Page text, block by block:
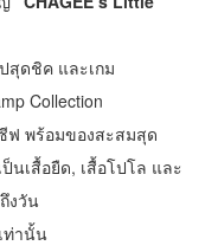
สุดชิค และเกม
Collection
ฟ พร้อมของสะสมสุด
นเสื้อยืด, เสื้อโปโล และ
งวัน
ท่านั้น